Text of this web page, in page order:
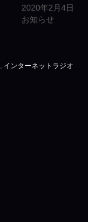
2020年2月4日
お知らせ
, インターネットラジオ